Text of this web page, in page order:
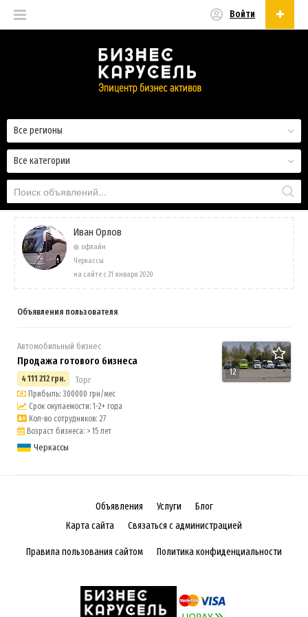
Войти
Все категории
Все регионы
Иван Орлов
офлайн
Черкассы
на сайте с 21 января 2020
Объявления пользователя
12
Автомобильный бизнес
Продажа готового бизнеса
4 111 212 грн. Торг
Прибыль: 300000 грн/мес
Срок окупаемости: 1-2+ года
Кол-во сотрудников: 27
Возраст бизнеса: > 15 лет
Черкассы
Объявления Услуги
Блог
Карта сайта
Связаться с администрацией
Правила пользования сайтом Политика конфиденциальности